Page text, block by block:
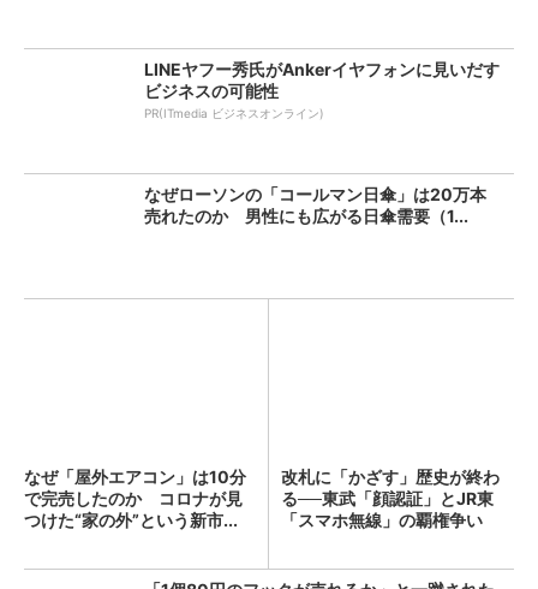
LINEヤフー秀氏がAnkerイヤフォンに見いだす
ビジネスの可能性
PR(ITmedia ビジネスオンライン)
なぜローソンの「コールマン日傘」は20万本
売れたのか 男性にも広がる日傘需要（1...
なぜ「屋外エアコン」は10分
で完売したのか コロナが見
つけた“家の外”という新市...
改札に「かざす」歴史が終わ
る──東武「顔認証」とJR東
「スマホ無線」の覇権争い